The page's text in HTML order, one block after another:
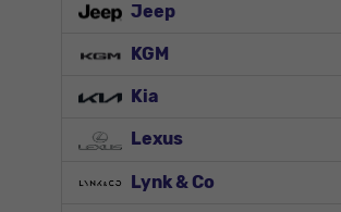
Jeep
KGM
Kia
Lexus
Lynk & Co